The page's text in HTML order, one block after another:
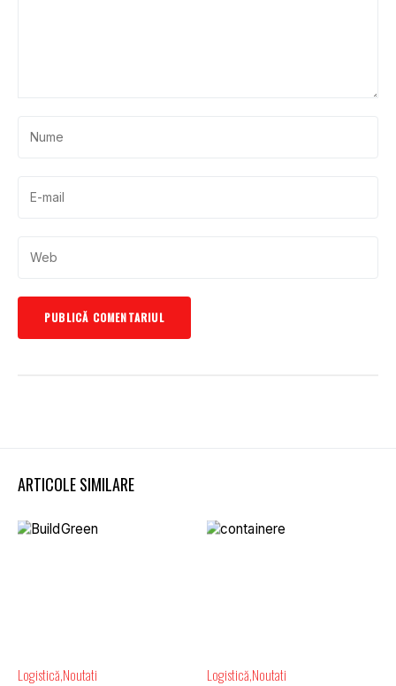
ARTICOLE SIMILARE
Logistică Noutati Logistică Noutati